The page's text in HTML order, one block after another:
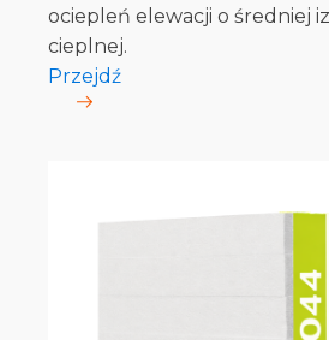
ociepleń elewacji o średniej
cieplnej.
Przejdź